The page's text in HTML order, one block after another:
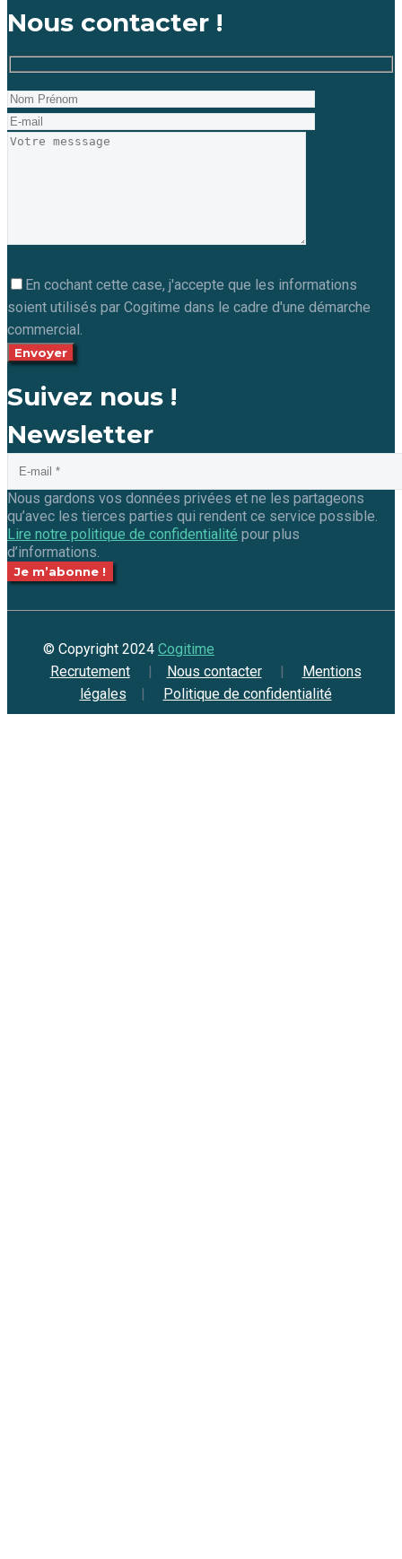
Nous contacter !
En cochant cette case, j'accepte que les informations
soient utilisés par Cogitime dans le cadre d'une démarche
commercial.
Suivez nous !
Newsletter
Nous gardons vos données privées et ne les partageons
qu’avec les tierces parties qui rendent ce service possible.
Lire notre politique de confidentialité pour plus
d’informations.
© Copyright 2024 Cogitime
Recrutement
Nous contacter
Mentions
légales
Politique de confidentialité